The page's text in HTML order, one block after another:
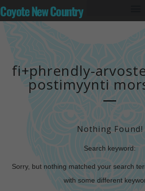
Coyote New Country
fi+phrendly-
postimyynti
Nothing Found!
Search keyword:
Sorry, but nothing matched your search
with some different